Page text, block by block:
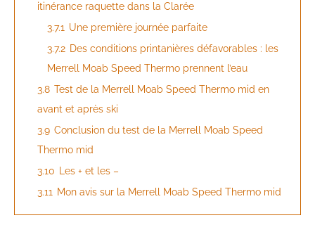
itinérance raquette dans la Clarée
3.7.1 Une première journée parfaite
3.7.2 Des conditions printanières défavorables : les
Merrell Moab Speed Thermo prennent l’eau
3.8 Test de la Merrell Moab Speed Thermo mid en
avant et après ski
3.9 Conclusion du test de la Merrell Moab Speed
Thermo mid
3.10 Les + et les –
3.11 Mon avis sur la Merrell Moab Speed Thermo mid